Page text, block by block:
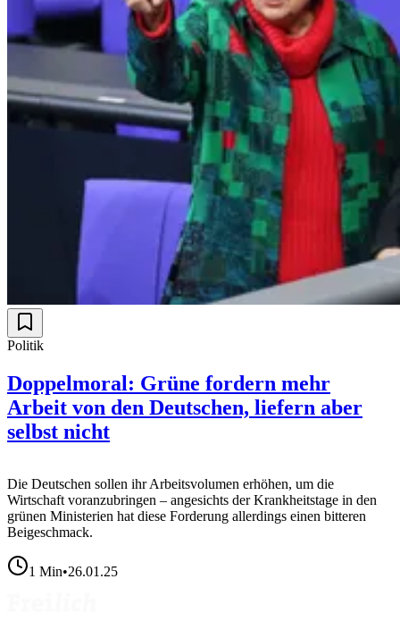
Politik
Doppelmoral: Grüne fordern mehr
Arbeit von den Deutschen, liefern aber
selbst nicht
Die Deutschen sollen ihr Arbeitsvolumen erhöhen, um die
Wirtschaft voranzubringen – angesichts der Krankheitstage in den
grünen Ministerien hat diese Forderung allerdings einen bitteren
Beigeschmack.
1 Min•26.01.25